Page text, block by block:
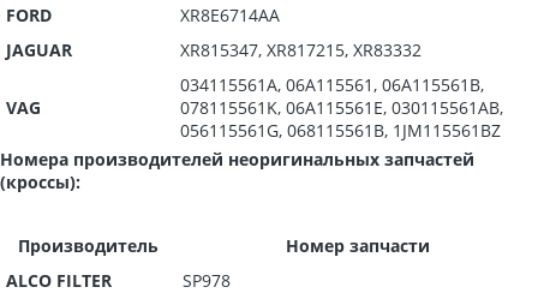
FORD
XR8E6714AA
JAGUAR
XR815347, XR817215, XR83332
VAG
034115561A, 06A115561, 06A115561B,
078115561K, 06A115561E, 030115561AB,
056115561G, 068115561B, 1JM115561BZ
Номера производителей неоригинальных запчастей
(кроссы):
Производитель
Номер запчасти
ALCO FILTER
SP978